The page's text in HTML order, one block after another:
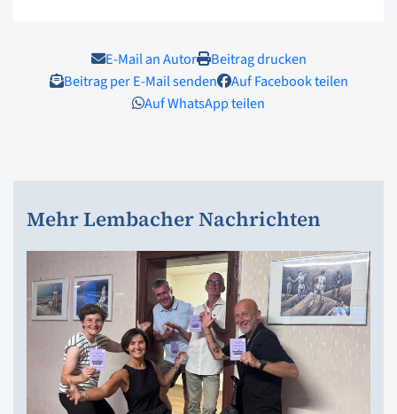
E-Mail an Autor
Beitrag drucken
Beitrag per E-Mail senden
Auf Facebook teilen
Auf WhatsApp teilen
Mehr Lembacher Nachrichten